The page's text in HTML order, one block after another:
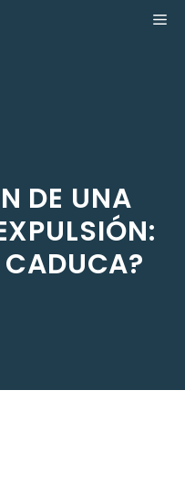
DE UNA